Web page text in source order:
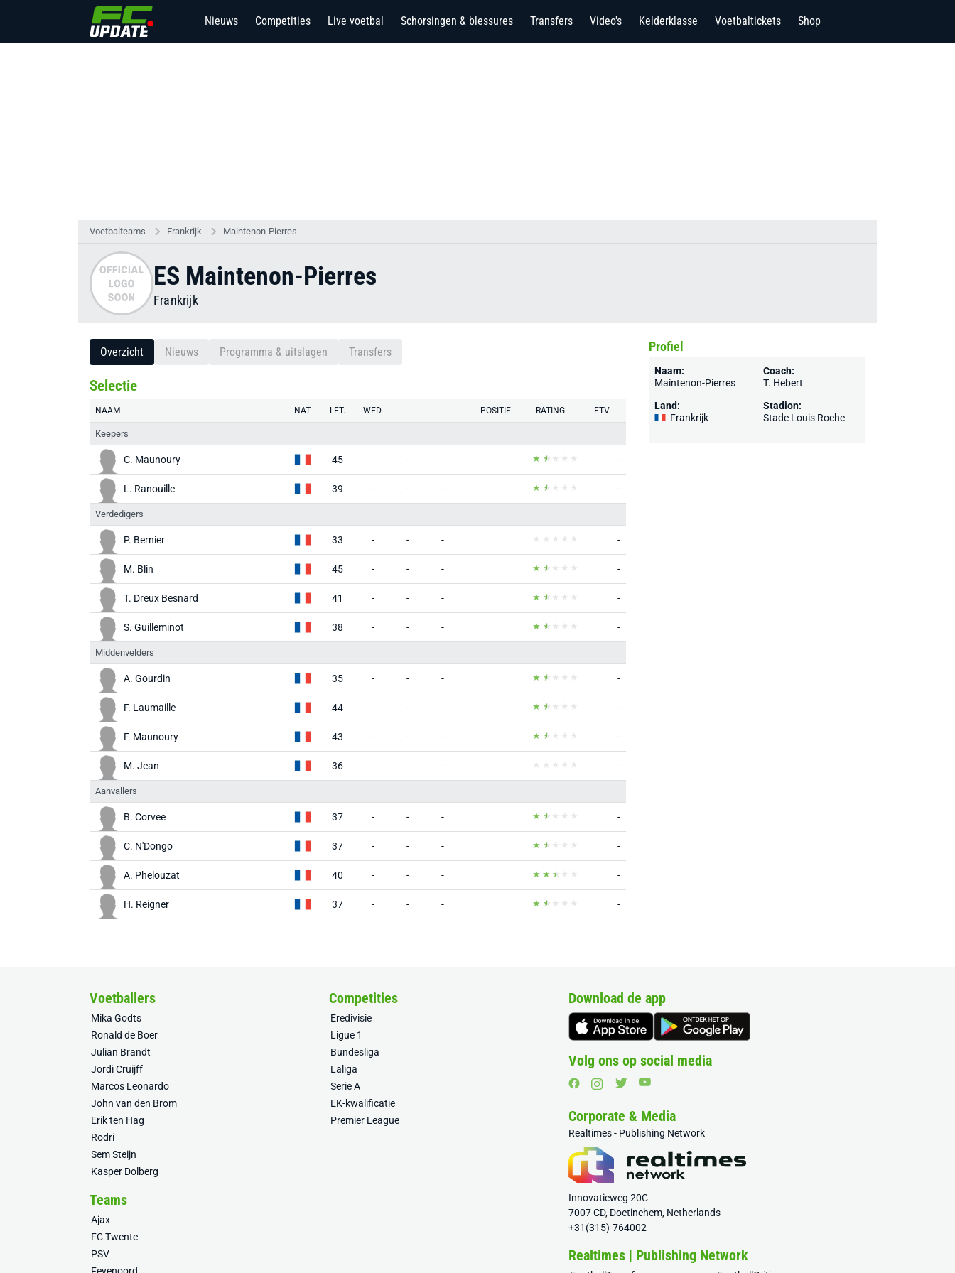
Nieuws Competities Live voetbal Schorsingen & blessures Transfers Video's Kelderklasse Voetbaltickets Shop
Voetbalteams Frankrijk Maintenon-Pierres
ES Maintenon-Pierres
Frankrijk
Overzicht Nieuws Programma & uitslagen Transfers
Selectie
NAAM NAT. LFT. WED. POSITIE RATING ETV
Keepers
C. Maunoury 45 - - - -
L. Ranouille 39 - - - -
Verdedigers
P. Bernier 33 - - - -
M. Blin 45 - - - -
T. Dreux Besnard 41 - - - -
S. Guilleminot 38 - - - -
Middenvelders
A. Gourdin 35 - - - -
F. Laumaille 44 - - - -
F. Maunoury 43 - - - -
M. Jean 36 - - - -
Aanvallers
B. Corvee 37 - - - -
C. N'Dongo 37 - - - -
A. Phelouzat 40 - - - -
H. Reigner 37 - - - -
Profiel
Naam:
Maintenon-Pierres
Land:
Frankrijk
Coach:
T. Hebert
Stadion:
Stade Louis Roche
Voetballers
Mika Godts
Ronald de Boer
Julian Brandt
Jordi Cruijff
Marcos Leonardo
John van den Brom
Erik ten Hag
Rodri
Sem Steijn
Kasper Dolberg
Competities
Eredivisie
Ligue 1
Bundesliga
Laliga
Serie A
EK-kwalificatie
Premier League
Teams
Ajax
FC Twente
PSV
Download de app
Volg ons op social media
Corporate & Media
Realtimes - Publishing Network
Innovatieweg 20C
7007 CD, Doetinchem, Netherlands
+31(315)-764002
Realtimes | Publishing Network